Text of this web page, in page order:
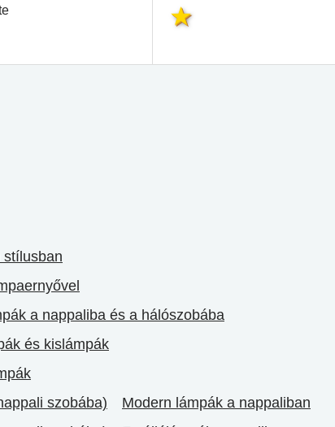
stílusban
a nappaliba és a hálószobába
és kislámpák
szobába)
Modern lámpák a nappaliban